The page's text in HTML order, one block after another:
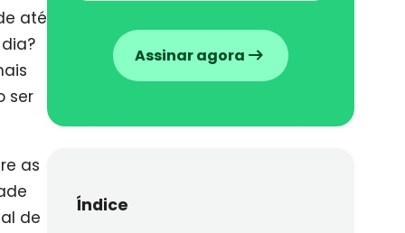
até
ser
as
de
Assinar agora
Índice